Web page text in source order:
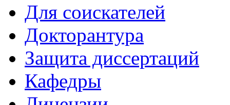
Для соискателей
Докторантура
Защита диссертаций
Кафедры